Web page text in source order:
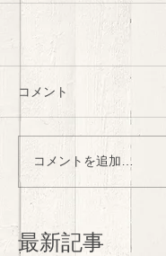
コメント
コメントを追加…
最新記事